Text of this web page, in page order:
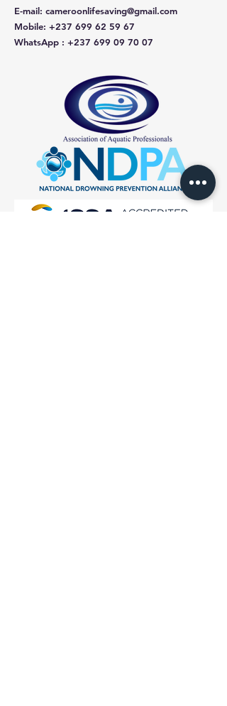
E-mail: cameroonlifesaving@gmail.com
Mobile: +237 699 62 59 67
WhatsApp : +237 699 09 70 07